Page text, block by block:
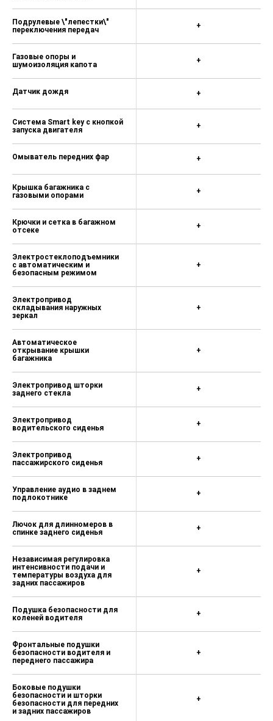
Подрулевые \"лепестки\"
переключения передач
Газовые опоры и
шумоизоляция капота
Датчик дождя
Cистема Smart key с кнопкой
запуска двигателя
Омыватель передних фар
Крышка багажника с
газовыми опорами
Крючки и сетка в багажном
отсеке
Электростеклоподъемники
с автоматическим и
безопасным режимом
Электропривод
складывания наружных
зеркал
Автоматическое
открывание крышки
багажника
Электропривод шторки
заднего стекла
Электропривод
водительского сиденья
Электропривод
пассажирского сиденья
Управление аудио в заднем
подлокотнике
Лючок для длинномеров в
спинке заднего сиденья
Независимая регулировка
интенсивности подачи и
температуры воздуха для
задних пассажиров
Подушка безопасности для
коленей водителя
Фронтальные подушки
безопасности водителя и
переднего пассажира
Боковые подушки
безопасности и шторки
безопасности для передних
и задних пассажиров
+
+
+
+
+
+
+
+
+
+
+
+
+
+
+
+
+
+
+